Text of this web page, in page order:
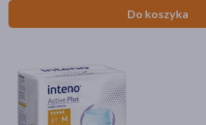
Do koszyka